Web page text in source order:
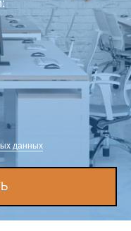
данных